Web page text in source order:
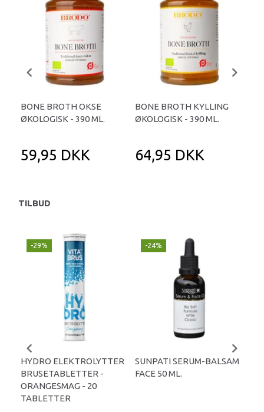
BONE BROTH OKSE
ØKOLOGISK - 390 ML.
59,95 DKK
BONE BROTH KYLLING
ØKOLOGISK - 390 ML.
64,95 DKK
TILBUD
-29%
HYDRO ELEKTROLYTTER
BRUSETABLETTER -
ORANGESMAG - 20
TABLETTER
-24%
SUNPATI SERUM-BALSAM
FACE 50 ML.